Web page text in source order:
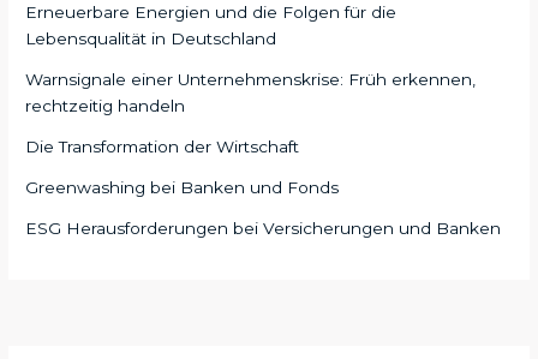
Erneuerbare Energien und die Folgen für die
Lebensqualität in Deutschland
Warnsignale einer Unternehmenskrise: Früh erkennen,
rechtzeitig handeln
Die Transformation der Wirtschaft
Greenwashing bei Banken und Fonds
ESG Herausforderungen bei Versicherungen und Banken